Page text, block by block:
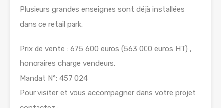
Plusieurs grandes enseignes sont déjà installées
dans ce retail park.
Prix de vente : 675 600 euros (563 000 euros HT) ,
honoraires charge vendeurs.
Mandat N°: 457 024
Pour visiter et vous accompagner dans votre projet